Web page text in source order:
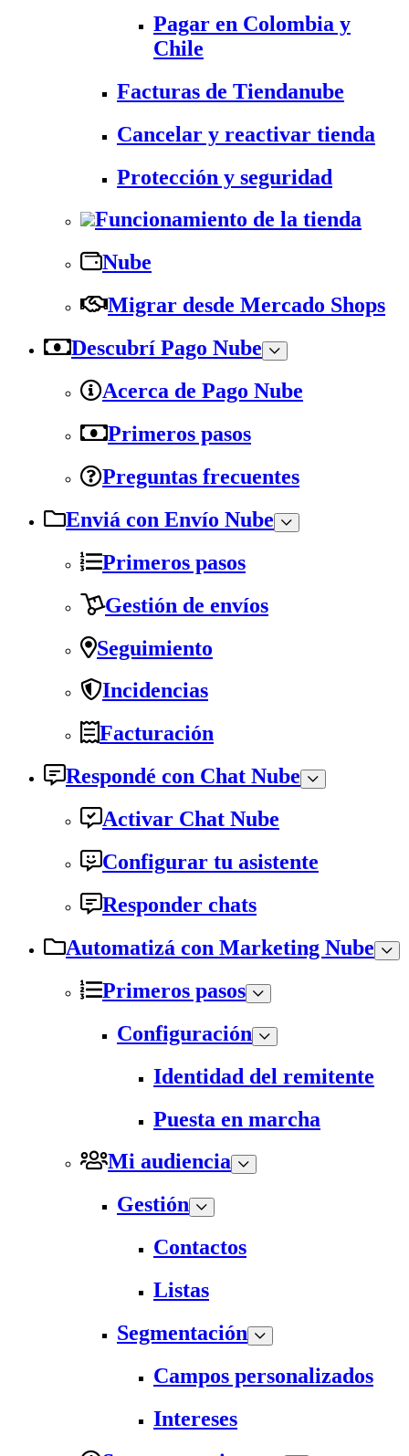
Pagar en Colombia y
Chile
Facturas de Tiendanube
Cancelar y reactivar tienda
Protección y seguridad
Funcionamiento de la tienda
Nube
Migrar desde Mercado Shops
Descubrí Pago Nube
Acerca de Pago Nube
Primeros pasos
Preguntas frecuentes
Enviá con Envío Nube
Primeros pasos
Gestión de envíos
Seguimiento
Incidencias
Facturación
Respondé con Chat Nube
Activar Chat Nube
Configurar tu asistente
Responder chats
Automatizá con Marketing Nube
Primeros pasos
Configuración
Identidad del remitente
Puesta en marcha
Mi audiencia
Gestión
Contactos
Listas
Segmentación
Campos personalizados
Intereses